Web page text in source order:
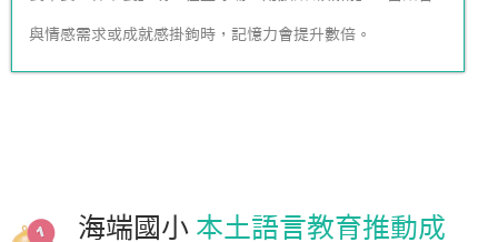
與情感需求或成就感掛鉤時，記憶力會提升數倍。
海端國小 本土語言教育推動成